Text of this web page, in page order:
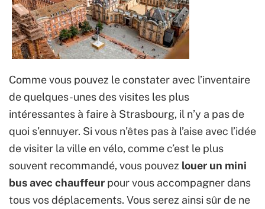
Comme vous pouvez le constater avec l’inventaire
de quelques-unes des visites les plus
intéressantes à faire à Strasbourg, il n’y a pas de
quoi s’ennuyer. Si vous n’êtes pas à l’aise avec l’idée
de visiter la ville en vélo, comme c’est le plus
souvent recommandé, vous pouvez louer un mini
bus avec chauffeur pour vous accompagner dans
tous vos déplacements. Vous serez ainsi sûr de ne